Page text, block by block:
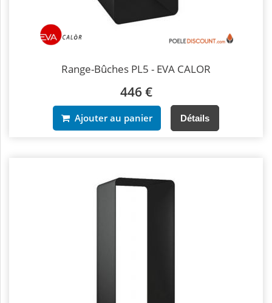
Range-Bûches PL5 - EVA CALOR
446 €
Ajouter au panier Détails